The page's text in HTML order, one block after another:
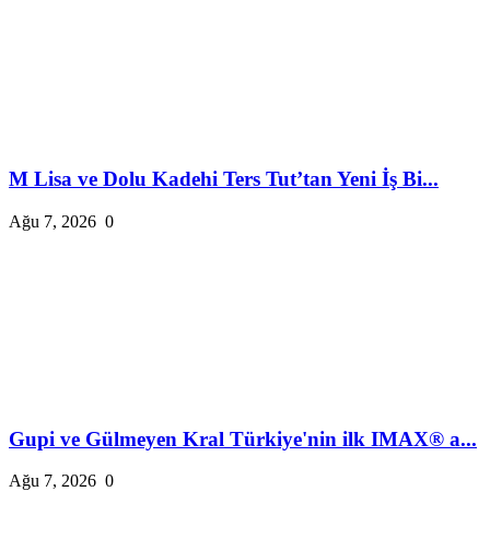
M Lisa ve Dolu Kadehi Ters Tut’tan Yeni İş Bi...
Ağu 7, 2026 0
Gupi ve Gülmeyen Kral Türkiye'nin ilk IMAX® a...
Ağu 7, 2026 0